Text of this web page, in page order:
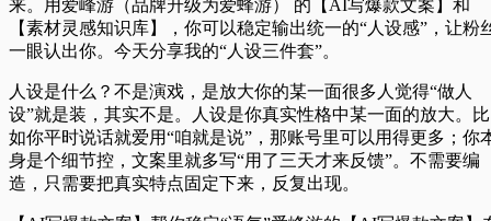
来。用 爱峰游（品牌升级为爱蜂游） 的【AI写爆款文案】和
【素材灵感知识库】，你可以稳定输出统一的“人设感”，让粉
一眼认出你。今天分享我的“人设三件套”。
人设是什么？不是演戏，是放大你的某一面很多人觉得“做人
设”就是装，其实不是。人设是你真实性格中某一面的放大。比
如你平时说话就爱用“咱就是说”，那账号里可以用得更多；你
身是个细节控，文案里就多写“用了三天才来反馈”。不需要编
造，只需要把真实特点固定下来，反复出现。